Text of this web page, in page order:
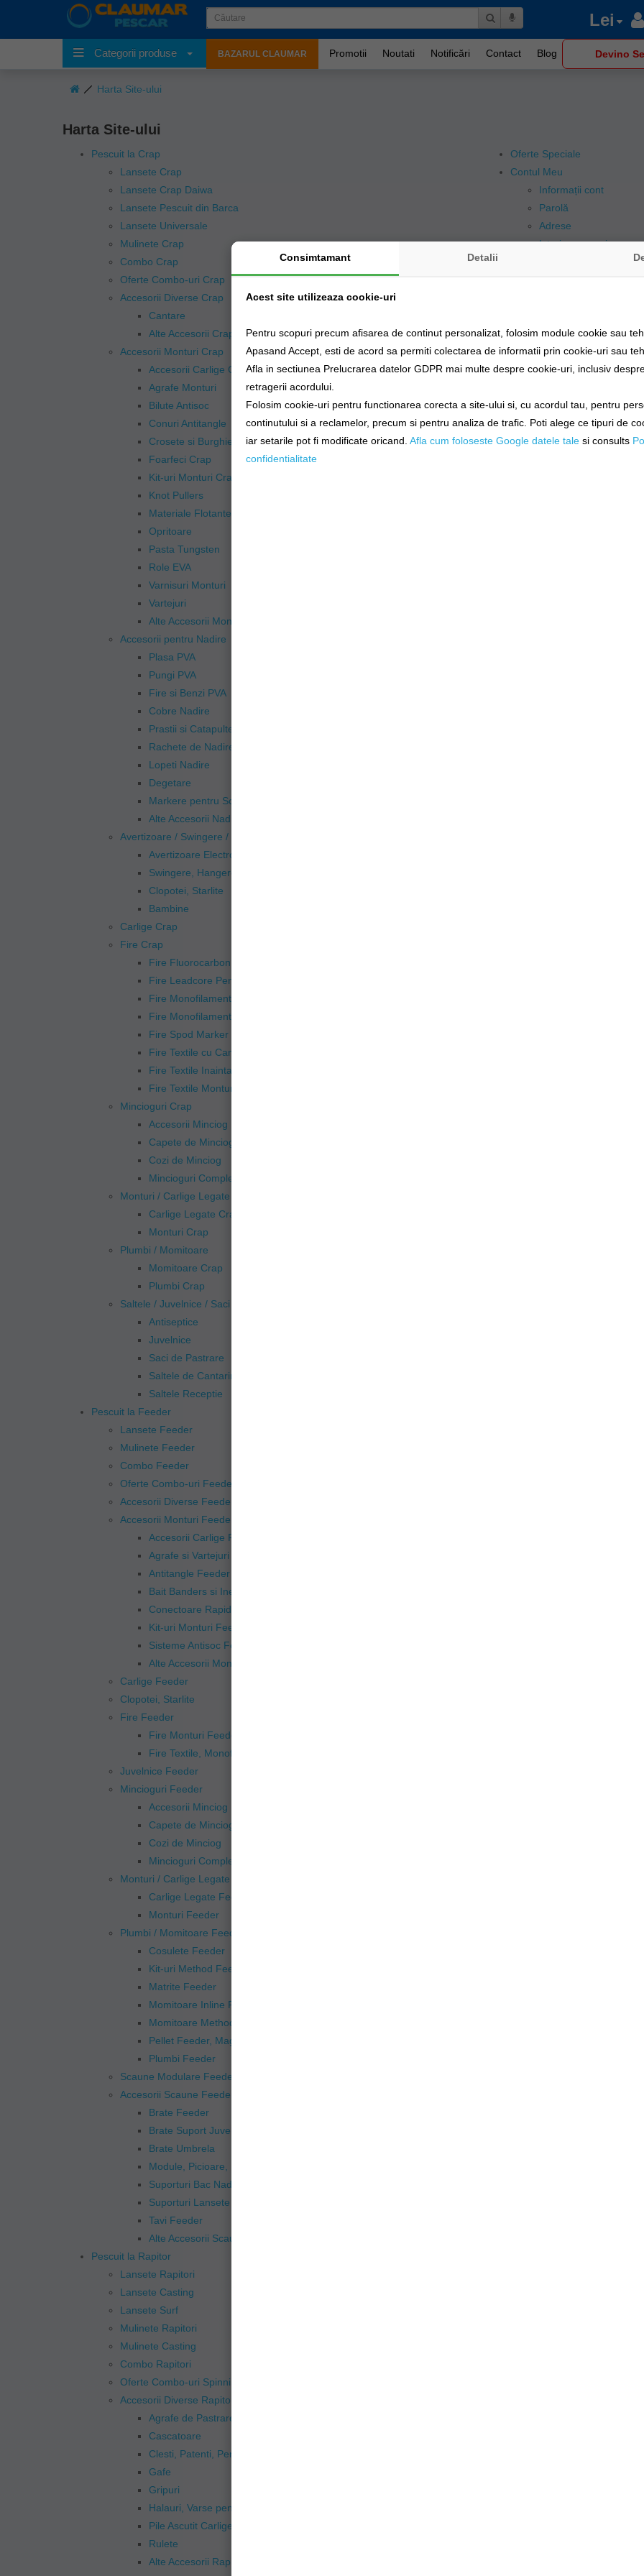
Lei
Categorii produse BAZARUL CLAUMAR Promotii Noutati Notificări Contact Blog Devino
Harta Site-ului
Harta Site-ului
Pescuit la Crap
Lansete Crap
Lansete Crap Daiwa
Lansete Pescuit din Barca
Lansete Universale
Mulinete Crap
Combo Crap
Oferte Combo-uri Crap
Accesorii Diverse Crap
Cantare
Alte Accesorii Crap
Accesorii Monturi Crap
Accesorii Carlige Crap
Agrafe Monturi
Bilute Antisoc
Conuri Antitangle
Crosete si Burghie
Foarfeci Crap
Kit-uri Monturi Crap
Knot Pullers
Materiale Flotante
Opritoare
Pasta Tungsten
Role EVA
Varnisuri Monturi
Vartejuri
Alte Accesorii Monturi Crap
Accesorii pentru Nadire
Plasa PVA
Pungi PVA
Fire si Benzi PVA
Cobre Nadire
Prastii si Catapulte
Rachete de Nadire
Lopeti Nadire
Degetare
Markere pentru Sondat
Alte Accesorii Nadire
Avertizoare / Swingere / Indicatori Trasatura
Avertizoare Electronice
Swingere, Hangere
Clopotei, Starlite
Bambine
Carlige Crap
Fire Crap
Fire Fluorocarbon Monturi Crap
Fire Leadcore Pentru Monturi Crap
Fire Monofilament Crap
Fire Monofilament Inaintas
Fire Spod Marker
Fire Textile cu Camasa Monturi Crap
Fire Textile Inaintas
Fire Textile Monturi Crap
Mincioguri Crap
Accesorii Minciog
Capete de Minciog
Cozi de Minciog
Mincioguri Complete Crap
Monturi / Carlige Legate Crap
Carlige Legate Crap
Monturi Crap
Plumbi / Momitoare
Momitoare Crap
Plumbi Crap
Saltele / Juvelnice / Saci de Pastrare
Antiseptice
Juvelnice
Saci de Pastrare
Saltele de Cantarire
Saltele Receptie
Pescuit la Feeder
Lansete Feeder
Mulinete Feeder
Combo Feeder
Oferte Combo-uri Feeder
Accesorii Diverse Feeder
Accesorii Monturi Feeder
Accesorii Carlige Feeder
Agrafe si Vartejuri Feeder
Antitangle Feeder
Bait Banders si Inele Silicon
Conectoare Rapide Feeder
Kit-uri Monturi Feeder
Sisteme Antisoc Feeder
Alte Accesorii Monturi Feeder
Carlige Feeder
Clopotei, Starlite
Fire Feeder
Fire Monturi Feeder
Fire Textile, Monofilament Feeder
Juvelnice Feeder
Mincioguri Feeder
Accesorii Minciog
Capete de Minciog
Cozi de Minciog
Mincioguri Complete Feeder
Monturi / Carlige Legate Feeder
Carlige Legate Feeder
Monturi Feeder
Plumbi / Momitoare Feeder
Cosulete Feeder
Kit-uri Method Feeder
Matrite Feeder
Momitoare Inline Feeder
Momitoare Method Feeder
Pellet Feeder, Maggot Feeder
Plumbi Feeder
Scaune Modulare Feeder
Accesorii Scaune Feeder
Brate Feeder
Brate Suport Juvelnic
Brate Umbrela
Module, Picioare, Extensii Scaune
Suporturi Bac Nada Feeder
Suporturi Lansete Feeder
Tavi Feeder
Alte Accesorii Scaune
Pescuit la Rapitor
Lansete Rapitori
Lansete Casting
Lansete Surf
Mulinete Rapitori
Mulinete Casting
Combo Rapitori
Oferte Combo-uri Spinning
Accesorii Diverse Rapitor
Agrafe de Pastrare Rapitori
Cascatoare
Clesti, Patenti, Pense
Gafe
Gripuri
Halauri, Varse pentru Pestisori Vii
Pile Ascutit Carlige
Rulete
Alte Accesorii Rapitor
Oferte Speciale
Contul Meu
Informații cont
Parolă
Adrese
Istoric comenzi
Informații
6 Rate fara Dobanda
Angajari
BLACK FRIDAY 2016
Branduri
Campanie cupoane
Producatori ce nu fac
Consimtamant Detalii
Acest site utilizeaza cookie-uri
Pentru scopuri precum afisarea de continut personalizat, folosim module cookie sau
Apasand Accept, esti de acord sa permiti colectarea de informatii prin cookie-uri sau
Afla in sectiunea Prelucrarea datelor GDPR mai multe despre cookie-uri, inclusiv
retragerii acordului.
Folosim cookie-uri pentru functionarea corecta a site-ului si, cu acordul tau, pentru
continutului si a reclamelor, precum si pentru analiza de trafic. Poti alege ce tipuri de
iar setarile pot fi modificate oricand. Afla cum foloseste Google datele tale si consults
confidentialitate